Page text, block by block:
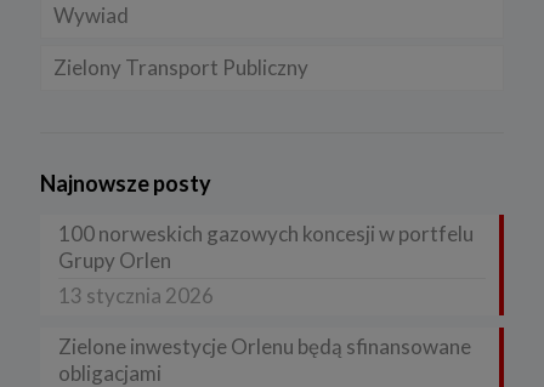
Wywiad
Zielony Transport Publiczny
Najnowsze posty
100 norweskich gazowych koncesji w portfelu
Grupy Orlen
13 stycznia 2026
Zielone inwestycje Orlenu będą sfinansowane
obligacjami